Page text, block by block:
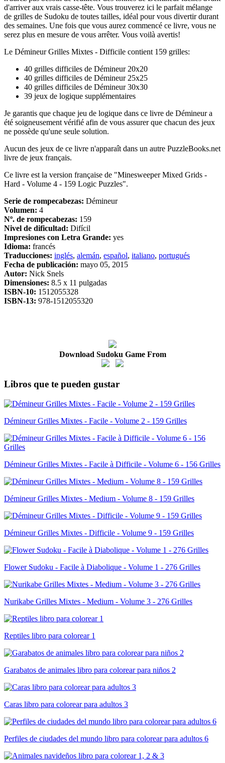
d'arriver aux vrais casse-tête. Vous trouverez ici le parfait mélange
de grilles de Sudoku de toutes tailles, idéal pour vous divertir durant
des semaines. Une fois que vous aurez commencé ce livre, vous ne
serez plus en mesure de vous arrêter. Vous voilà avertis!
Le Démineur Grilles Mixtes - Difficile contient 159 grilles:
40 grilles difficiles de Démineur 20x20
40 grilles difficiles de Démineur 25x25
40 grilles difficiles de Démineur 30x30
39 jeux de logique supplémentaires
Je garantis que chaque jeu de logique dans ce livre de Démineur a
été soigneusement vérifié afin de vous assurer que chacun des jeux
ne possède qu'une seule solution.
Aucun des jeux de ce livre n'apparaît dans un autre PuzzleBooks.net
livre de jeux français.
Ce livre est la version française de "Minesweeper Mixed Grids -
Hard - Volume 4 - 159 Logic Puzzles".
Serie de rompecabezas: Démineur
Volumen: 4
Nº. de rompecabezas: 159
Nivel de dificultad: Difícil
Impresiones con Letra Grande: yes
Idioma: francés
Traducciones: inglés, alemán, español, italiano, portugués
Fecha de publicación: mayo 05, 2015
Autor: Nick Snels
Dimensiones: 8.5 x 11 pulgadas
ISBN-10: 1512055328
ISBN-13: 978-1512055320
Download Sudoku Game From
Libros que te pueden gustar
Démineur Grilles Mixtes - Facile - Volume 2 - 159 Grilles
Démineur Grilles Mixtes - Facile à Difficile - Volume 6 - 156 Grilles
Démineur Grilles Mixtes - Medium - Volume 8 - 159 Grilles
Démineur Grilles Mixtes - Difficile - Volume 9 - 159 Grilles
Flower Sudoku - Facile à Diabolique - Volume 1 - 276 Grilles
Nurikabe Grilles Mixtes - Medium - Volume 3 - 276 Grilles
Reptiles libro para colorear 1
Garabatos de animales libro para colorear para niños 2
Caras libro para colorear para adultos 3
Perfiles de ciudades del mundo libro para colorear para adultos 6